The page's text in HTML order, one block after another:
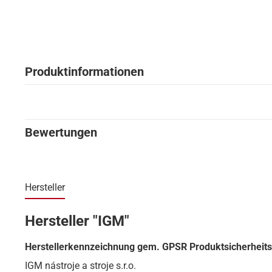
Produktinformationen
Bewertungen
Hersteller
Hersteller "IGM"
Herstellerkennzeichnung gem. GPSR
IGM nástroje a stroje s.r.o.